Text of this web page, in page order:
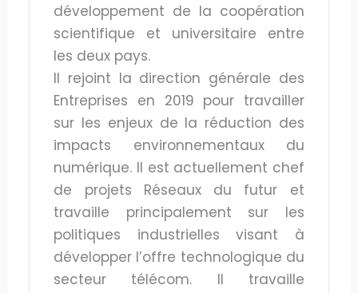
développement de la coopération
scientifique et universitaire entre
les deux pays.
Il rejoint la direction générale des
Entreprises en 2019 pour travailler
sur les enjeux de la réduction des
impacts environnementaux du
numérique. Il est actuellement chef
de projets Réseaux du futur et
travaille principalement sur les
politiques industrielles visant à
développer l’offre technologique du
secteur télécom. Il travaille